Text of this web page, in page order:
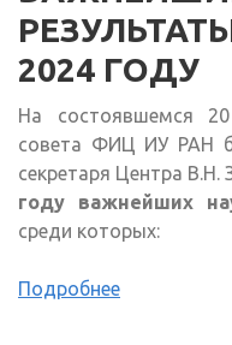
2024 ГОДУ
На состоявшемся
совета ФИЦ ИУ РАН
секретаря Центра В.Н.
году важнейших
среди которых:
Подробнее